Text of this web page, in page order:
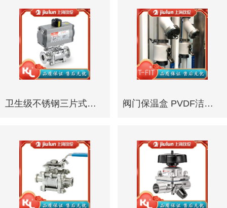
卫生级不锈钢三片式气动卡式球阀316L昆山新莱KL厂家直销 阀门保温盒 PVDF洁净阀门保温可拆卸式阀门保温壳